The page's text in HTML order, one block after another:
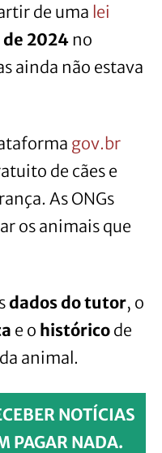
de uma lei
2024 no
ainda não estava
gov.br
de cães e
As ONGs
os animais que
dados do tutor, o
e o histórico de
animal.
NOTÍCIAS
PAGAR NADA.